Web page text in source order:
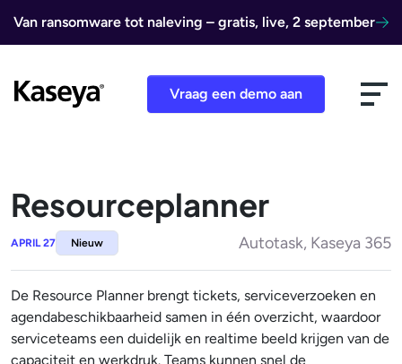
Van ransomware tot naleving – gratis, live, 2 september
Vraag een demo aan
Resourceplanner
APRIL 27 Nieuw Autotask, Kaseya 365
De Resource Planner brengt tickets, serviceverzoeken en
agendabeschikbaarheid samen in één overzicht, waardoor
serviceteams een duidelijk en realtime beeld krijgen van de
capaciteit en werkdruk. Teams kunnen snel de